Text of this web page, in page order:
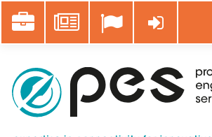
au
contenu
Career News Se connecter